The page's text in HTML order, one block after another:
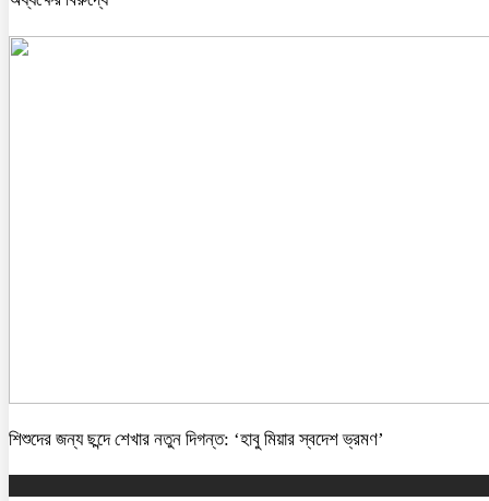
শিশুদের জন্য ছন্দে শেখার নতুন দিগন্ত: ‘হাবু মিয়ার স্বদেশ ভ্রমণ’